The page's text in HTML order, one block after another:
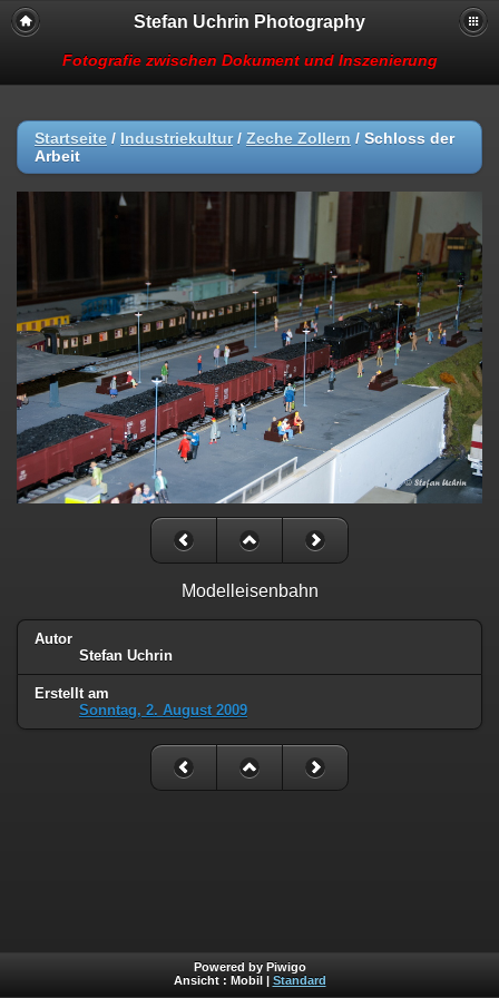
Stefan Uchrin Photography
Fotografie zwischen Dokument und Inszenierung
Startseite / Industriekultur/ Zeche Zollern / Schloss der
Arbeit
Modelleisenbahn
Autor
Stefan Uchrin
Erstellt am
Sonntag, 2. August 2009
Powered by Piwigo
Ansicht : Mobil Standard